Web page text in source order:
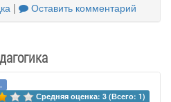
| Оставить комментарий
Средняя оценка: 3 (Всего: 1)